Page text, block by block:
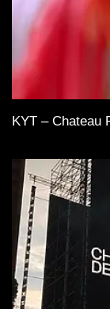
KYT – Chateau